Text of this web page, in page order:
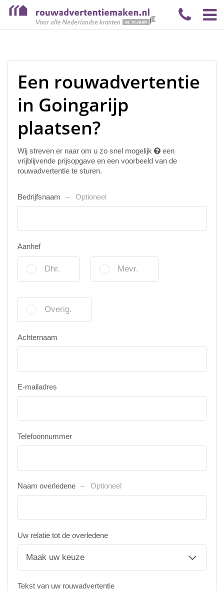
Een rouwadvertentie
in Goingarijp
plaatsen?
Wij streven er naar om u zo snel mogelijk
een
vrijblijvende prijsopgave en een voorbeeld van de
rouwadvertentie te sturen.
Bedrijfsnaam Optioneel
Aanhef
Dhr. Mevr.
Overig.
Achternaam
E-mailadres
Telefoonnummer
Naam overledene Optioneel
Uw relatie tot de overledene
Tekst van uw rouwadvertentie